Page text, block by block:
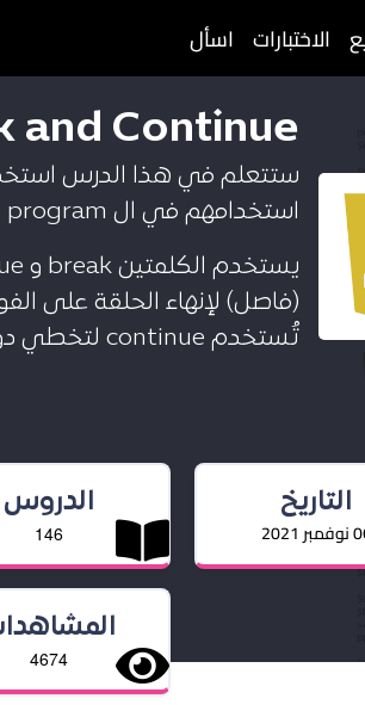
الاختبارات اسأل
and Continue
استخدامهم في ال program
(فاصل) لإنهاء الحلقة على
تُستخدم continue لتخطي دورة تكرارية واحده وتكون التكرار الحالي للحلقة اثناء استخدامها
التاريخ
2021
الدروس
146
4674